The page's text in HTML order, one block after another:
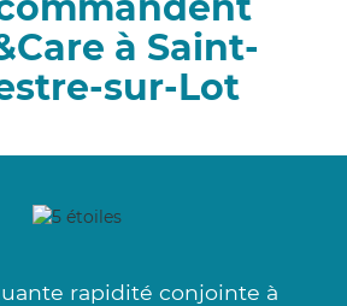
à Saint-
sur-Lot
rapidité conjointe à